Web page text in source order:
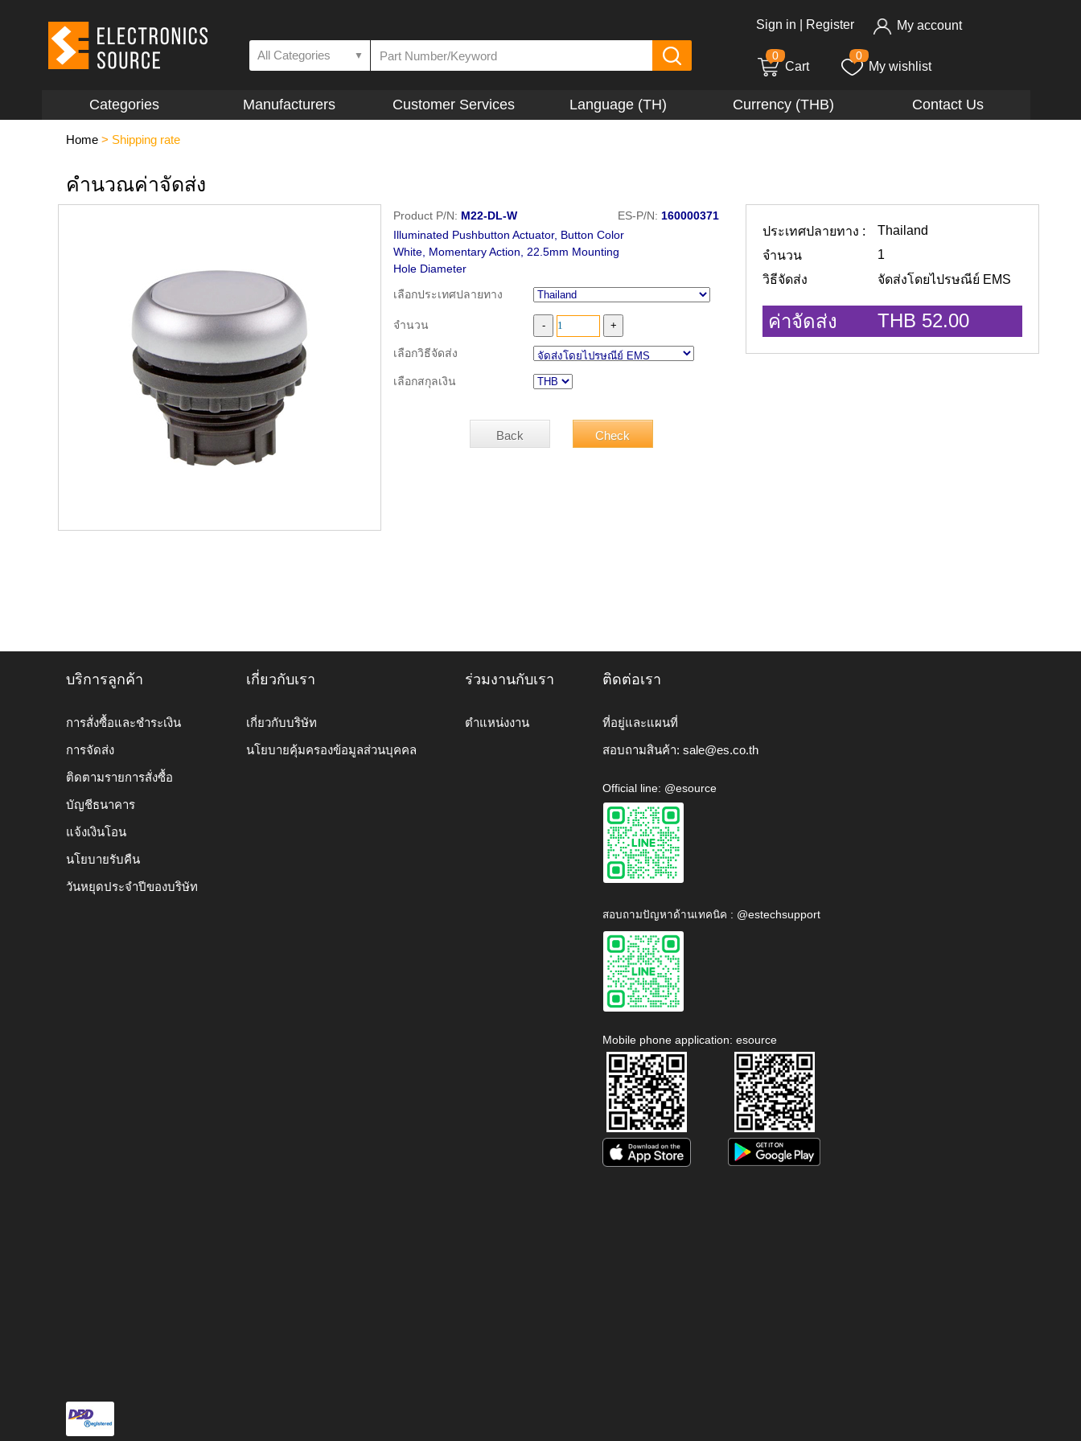
All Categories ▼
Sign in Register My account
0
Cart
0
My wishlist
Categories Manufacturers Customer Services Language (TH) Currency (THB) Contact Us
Home > Shipping rate
คำนวณค่าจัดส่ง
Product P/N: M22-DL-W ES-P/N: 160000371
Illuminated Pushbutton Actuator, Button Color
White, Momentary Action, 22.5mm Mounting
Hole Diameter
เลือกประเทศปลายทาง
จำนวน
เลือกวิธีจัดส่ง
เลือกสกุลเงิน
ประเทศปลายทาง :
Thailand
จำนวน
1
วิธีจัดส่ง
จัดส่งโดยไปรษณีย์ EMS
ค่าจัดส่ง THB 52.00
บริการลูกค้า
การสั่งซื้อและชำระเงิน
การจัดส่ง
ติดตามรายการสั่งซื้อ
บัญชีธนาคาร
แจ้งเงินโอน
นโยบายรับคืน
วันหยุดประจำปีของบริษัท
เกี่ยวกับเรา
เกี่ยวกับบริษัท
นโยบายคุ้มครองข้อมูลส่วนบุคคล
ร่วมงานกับเรา
ตำแหน่งงาน
ติดต่อเรา
ที่อยู่และแผนที่
สอบถามสินค้า: sale@es.co.th
Official line: @esource
สอบถามปัญหาด้านเทคนิค : @estechsupport
Mobile phone application: esource